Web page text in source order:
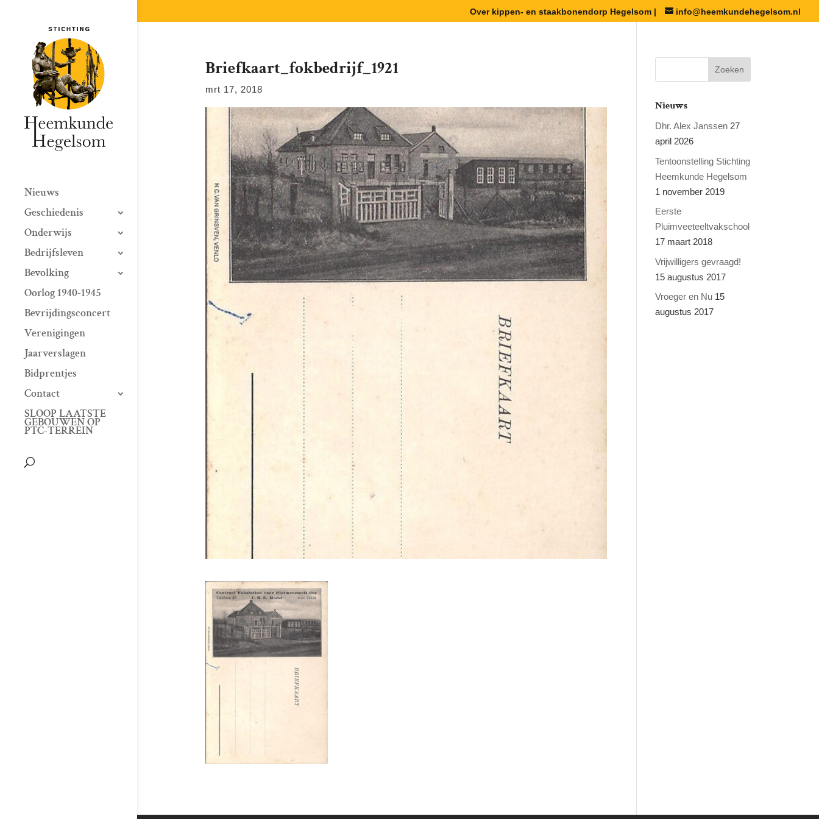
Over kippen- en staakbonendorp Hegelsom | info@heemkundehegelsom.nl
Nieuws
Geschiedenis
Onderwijs
Bedrijfsleven
Bevolking
Oorlog 1940-1945
Bevrijdingsconcert
Verenigingen
Jaarverslagen
Bidprentjes
Contact
SLOOP LAATSTE
GEBOUWEN OP
PTC-TERREIN
Briefkaart_fokbedrijf_1921
mrt 17, 2018
Nieuws
Dhr. Alex Janssen 27
april 2026
Tentoonstelling Stichting
Heemkunde Hegelsom
1 november 2019
Eerste
Pluimveeteeltvakschool
17 maart 2018
Vrijwilligers gevraagd!
15 augustus 2017
Vroeger en Nu 15
augustus 2017